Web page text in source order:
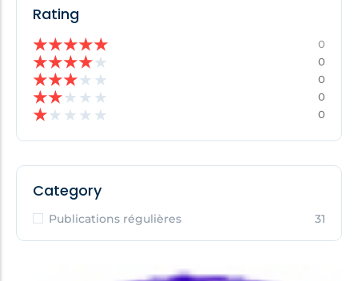
Rating
★★★★★ 0
★★★★★ 0
★★★★ ★ 0
★★★ ★ ★ 0
★★ ★ ★ ★ 0
Category
Publications régulières 31